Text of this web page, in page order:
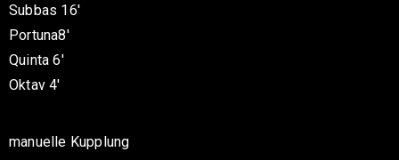
Subbas 16′
Portuna8′
Quinta 6′
Oktav 4′
manuelle Kupplung